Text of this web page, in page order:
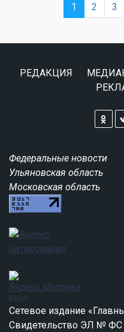
1 2 3
РЕДАКЦИЯ
Федеральные новости
Ульяновская область
Московская область
вход
Сетевое издание
Свидетельство ЭЛ № ФС